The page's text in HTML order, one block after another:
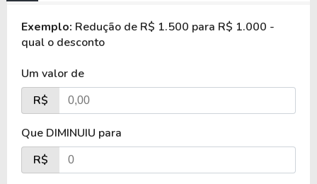
Exemplo: Redução de R$ 1.500 para R$ 1.000 -
qual o desconto
Um valor de
R$
Que DIMINUIU para
R$